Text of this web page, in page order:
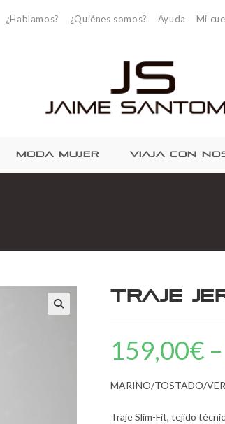
¿Hablamos? ¿Quiénes somos? Ayuda Mi
MODA MUJER VIAJA CON
Traje
159,00€ –
MARINO/TOSTADO/
Traje Slim-Fit, tejido